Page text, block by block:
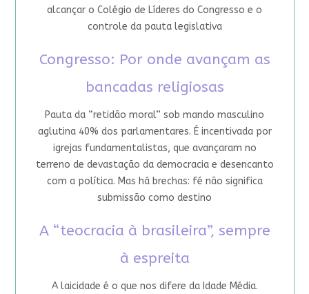
alcançar o Colégio de Líderes do Congresso e o
controle da pauta legislativa
Congresso: Por onde avançam as
bancadas religiosas
Pauta da “retidão moral” sob mando masculino
aglutina 40% dos parlamentares. É incentivada por
igrejas fundamentalistas, que avançaram no
terreno de devastação da democracia e desencanto
com a política. Mas há brechas: fé não significa
submissão como destino
A “teocracia à brasileira”, sempre
à espreita
A laicidade é o que nos difere da Idade Média.